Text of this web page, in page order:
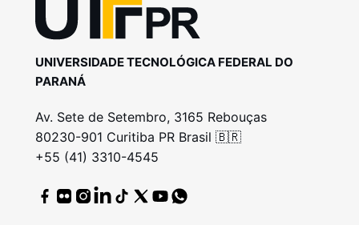
UNIVERSIDADE TECNOLÓGICA FEDERAL DO
PARANÁ
Av. Sete de Setembro, 3165 Rebouças
80230-901 Curitiba PR Brasil 🇧🇷
+55 (41) 3310-4545